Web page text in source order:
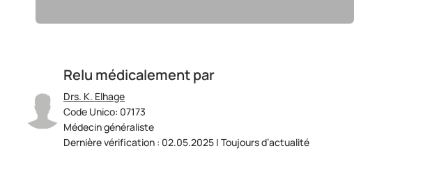
Relu médicalement par
Drs. K. Elhage
Code Unico: 07173
Médecin généraliste
Dernière vérification : 02.05.2025 | Toujours d’actualité